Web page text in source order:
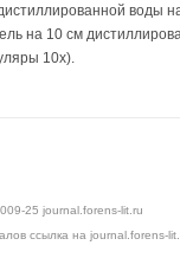
воды
на 10 см
10х).
25 journal.forens-lit.ru
ссылка на journal.forens-